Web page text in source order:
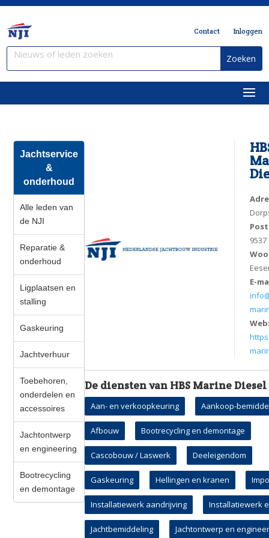
Contact Inloggen
Jachtservice
&
onderhoud
Alle leden van
de NJI
Reparatie &
onderhoud
Ligplaatsen en
stalling
Gaskeuring
Jachtverhuur
Toebehoren,
onderdelen en
accessoires
Jachtontwerp
en engineering
Bootrecycling
en demontage
9537
E-
De diensten van HBS Marine Diesel
Aan- en verkoopkeuring Aankoop-
Afbouw Bootrecycling en demontage
Cascobouw / Laswerk Deeleigendom
Gaskeuring Hellingen en kranen
Installatiewerk aandrijving Installatiewerk
Jachtbemiddeling Jachtontwerp en